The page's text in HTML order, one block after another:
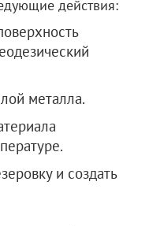
действия:
металла.
и создать